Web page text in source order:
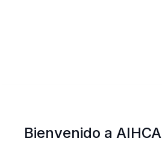
Bienvenido a AIHCA